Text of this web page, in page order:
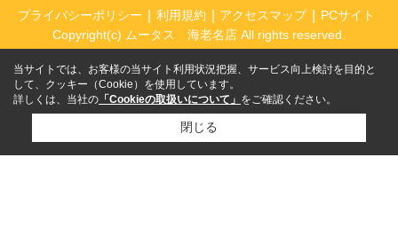
プライバシーポリシー 利用規約 アクセスマップ
PCサイト
Copyright(c) ムータス 海老名店 All rights reserved.
当サイトでは、お客様の当サイト利用状況把握、サービス向上検討を目的と
して、クッキー（Cookie）を使用しています。
詳しくは、当社の 「Cookieの取扱いについて」 をご確認ください。
閉じる